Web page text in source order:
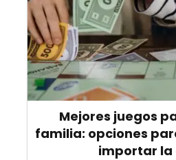
Mejores juegos
familia: opciones
importar la